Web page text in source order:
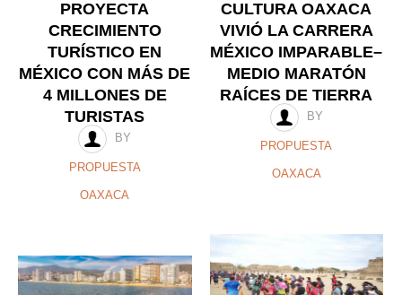
PROYECTA
CRECIMIENTO
TURÍSTICO EN
MÉXICO CON MÁS DE
4 MILLONES DE
TURISTAS
BY
PROPUESTA
OAXACA
CULTURA OAXACA
VIVIÓ LA CARRERA
MÉXICO IMPARABLE–
MEDIO MARATÓN
RAÍCES DE TIERRA
BY
PROPUESTA
OAXACA